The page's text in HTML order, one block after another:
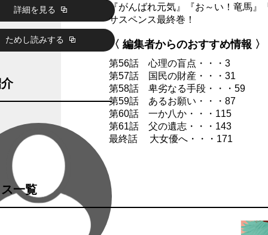
詳細を見る
ためし読みする
『がんばれ元気』『お～い！竜馬
サスペンス最終巻！
〈 編集者からのおすすめ情報 〉
第56話 心理の盲点・・・3
第57話 国民の財産・・・31
第58話 卑劣なる手段・・・59
第59話 あるお願い・・・87
第60話 一か八か・・・115
第61話 父の遺志・・・143
最終話 大女優へ・・・171
一覧